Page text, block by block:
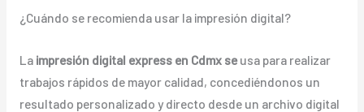
¿Cuándo se recomienda usar la impresión digital?
La impresión digital express en Cdmx seusa para realizar
trabajos rápidos de mayor calidad, concediéndonos un
resultado personalizado y directo desde un archivo digital